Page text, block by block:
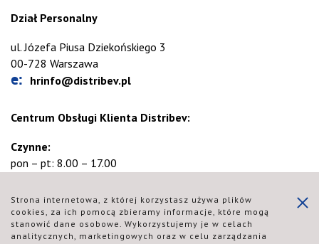
Dział Personalny
ul. Józefa Piusa Dziekońskiego 3
00-728 Warszawa
e: hrinfo@distribev.pl
Centrum Obsługi Klienta Distribev:
Czynne:
pon – pt: 8.00 – 17.00
t:
48 32 628 99 99
(opcja nr 1 w menu głosowym)
Strona internetowa, z której korzystasz używa plików
cookies, za ich pomocą zbieramy informacje, które mogą
stanowić dane osobowe. Wykorzystujemy je w celach
analitycznych, marketingowych oraz w celu zarządzania